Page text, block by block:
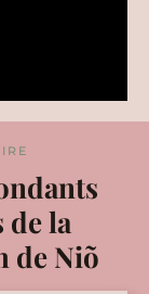
la
de Niõ